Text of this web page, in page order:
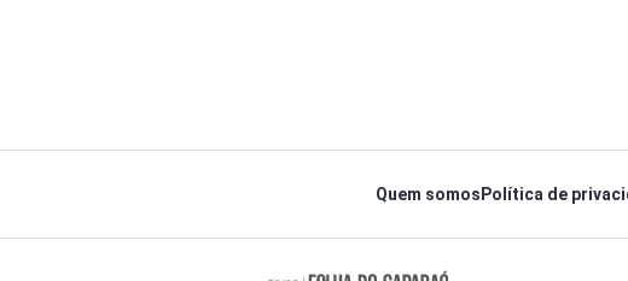
Quem somos Política de